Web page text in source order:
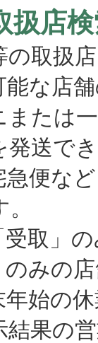
扱店
取扱
能な店
は一
発送で
など
」の
の店
始の
結果の